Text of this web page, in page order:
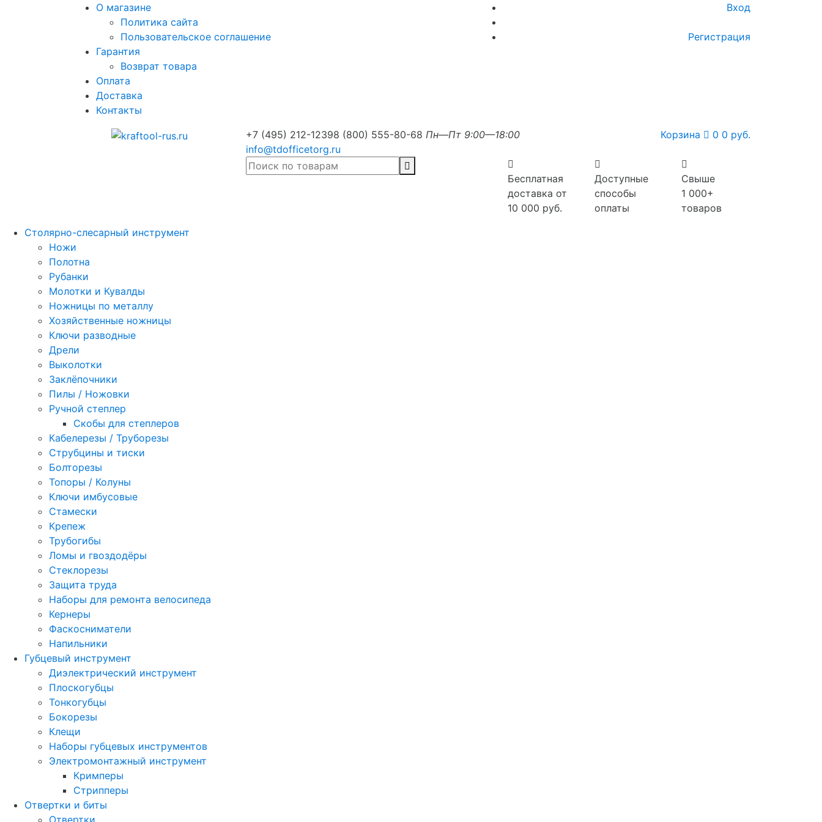
О магазине
Политика сайта
Пользовательское соглашение
Гарантия
Возврат товара
Оплата
Доставка
Контакты
Вход
Регистрация
+7 (495) 212-12398 (800) 555-80-68 Пн—Пт 9:00—18:00
info@tdofficetorg.ru
Корзина 0 0 руб.
Бесплатная
доставка от
10 000 руб.
Доступные
способы
оплаты
Свыше
1 000+
товаров
Столярно-слесарный инструмент
Ножи
Полотна
Рубанки
Молотки и Кувалды
Ножницы по металлу
Хозяйственные ножницы
Ключи разводные
Дрели
Выколотки
Заклёпочники
Пилы / Ножовки
Ручной степлер
Скобы для степлеров
Кабелерезы / Труборезы
Струбцины и тиски
Болторезы
Топоры / Колуны
Ключи имбусовые
Стамески
Крепеж
Трубогибы
Ломы и гвоздодёры
Стеклорезы
Защита труда
Наборы для ремонта велосипеда
Кернеры
Фаскосниматели
Напильники
Губцевый инструмент
Диэлектрический инструмент
Плоскогубцы
Тонкогубцы
Бокорезы
Клещи
Наборы губцевых инструментов
Электромонтажный инструмент
Кримперы
Стрипперы
Отвертки и биты
Отвертки